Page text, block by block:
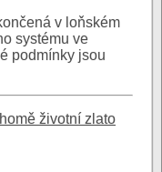
v loňském
systému ve
podmínky jsou
životní zlato